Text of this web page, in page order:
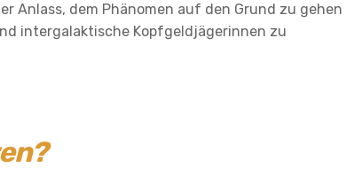
Anlass, dem Phänomen auf den Grund zu gehen
intergalaktische Kopfgeldjägerinnen zu